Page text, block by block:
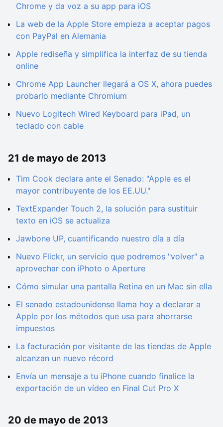
Chrome y da voz a su app para iOS
La web de la Apple Store empieza a aceptar pagos
con PayPal en Alemania
Apple rediseña y simplifica la interfaz de su tienda
online
Chrome App Launcher llegará a OS X, ahora puedes
probarlo mediante Chromium
Nuevo Logitech Wired Keyboard para iPad, un
teclado con cable
21 de mayo de 2013
Tim Cook declara ante el Senado: "Apple es el
mayor contribuyente de los EE.UU."
TextExpander Touch 2, la solución para sustituir
texto en iOS se actualiza
Jawbone UP, cuantificando nuestro día a día
Nuevo Flickr, un servicio que podremos "volver" a
aprovechar con iPhoto o Aperture
Cómo simular una pantalla Retina en un Mac sin ella
El senado estadounidense llama hoy a declarar a
Apple por los métodos que usa para ahorrarse
impuestos
La facturación por visitante de las tiendas de Apple
alcanzan un nuevo récord
Envía un mensaje a tu iPhone cuando finalice la
exportación de un vídeo en Final Cut Pro X
20 de mayo de 2013